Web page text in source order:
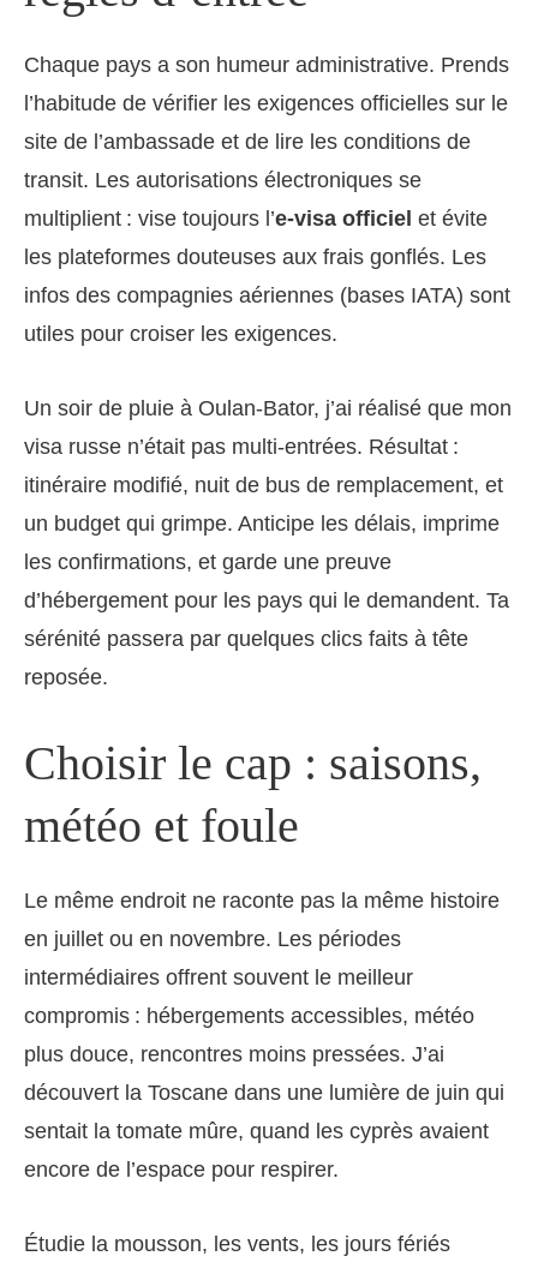
Chaque pays a son humeur administrative. Prends
l’habitude de vérifier les exigences officielles sur le
site de l’ambassade et de lire les conditions de
transit. Les autorisations électroniques se
multiplient : vise toujours l’e-visa officiel et évite
les plateformes douteuses aux frais gonflés. Les
infos des compagnies aériennes (bases IATA) sont
utiles pour croiser les exigences.
Un soir de pluie à Oulan-Bator, j’ai réalisé que mon
visa russe n’était pas multi-entrées. Résultat :
itinéraire modifié, nuit de bus de remplacement, et
un budget qui grimpe. Anticipe les délais, imprime
les confirmations, et garde une preuve
d’hébergement pour les pays qui le demandent. Ta
sérénité passera par quelques clics faits à tête
reposée.
Choisir le cap : saisons,
météo et foule
Le même endroit ne raconte pas la même histoire
en juillet ou en novembre. Les périodes
intermédiaires offrent souvent le meilleur
compromis : hébergements accessibles, météo
plus douce, rencontres moins pressées. J’ai
découvert la Toscane dans une lumière de juin qui
sentait la tomate mûre, quand les cyprès avaient
encore de l’espace pour respirer.
Étudie la mousson, les vents, les jours fériés